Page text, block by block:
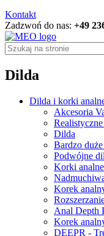
Kontakt
Zadzwoń do nas: +49
Dilda
Dilda i korki
Akcesoria
Dilda
Bardzo
Podwójne
Korki analne
Korek
Anal Depth
Korek
DEEPR -